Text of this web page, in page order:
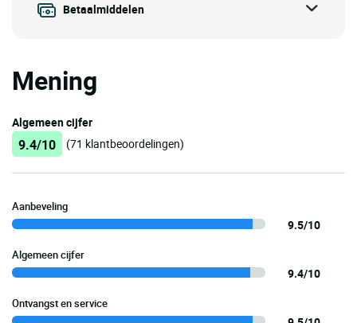
Betaalmiddelen
Mening
Algemeen cijfer
9.4/10 (71 klantbeoordelingen)
Aanbeveling
9.5/10
Algemeen cijfer
9.4/10
Ontvangst en service